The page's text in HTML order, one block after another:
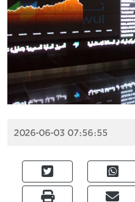
2026-06-03 07:56:55